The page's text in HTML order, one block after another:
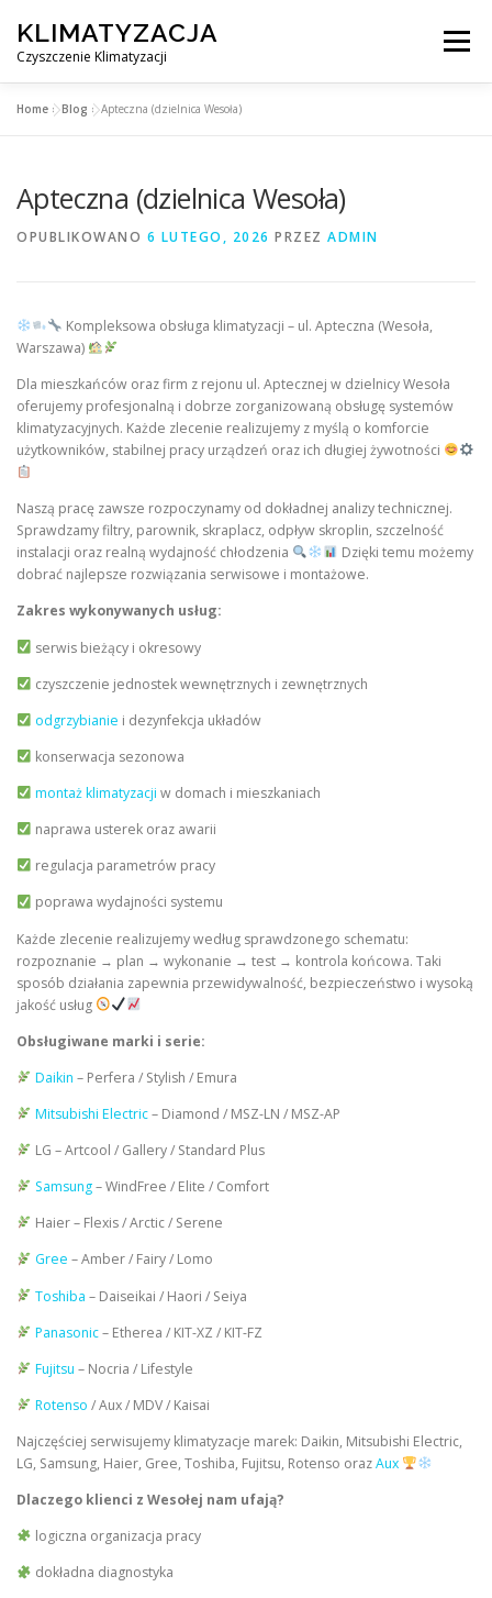
treści
KLIMATYZACJA
Czyszczenie Klimatyzacji
Menu
OBSŁUGIWANE MIASTA POD WARSZAWĄ
Home »Blog »Apteczna (dzielnica Wesoła)
Apteczna (dzielnica Wesoła)
OPUBLIKOWANO 6 LUTEGO, 2026 PRZEZ ADMIN
Kompleksowa obsługa klimatyzacji – ul. Apteczna (Wesoła,
Warszawa)
Dla mieszkańców oraz firm z rejonu ul. Aptecznej w dzielnicy Wesoła
oferujemy profesjonalną i dobrze zorganizowaną obsługę systemów
klimatyzacyjnych. Każde zlecenie realizujemy z myślą o komforcie
użytkowników, stabilnej pracy urządzeń oraz ich długiej żywotności
Naszą pracę zawsze rozpoczynamy od dokładnej analizy technicznej.
Sprawdzamy filtry, parownik, skraplacz, odpływ skroplin, szczelność
instalacji oraz realną wydajność chłodzenia
Dzięki temu możemy
dobrać najlepsze rozwiązania serwisowe i montażowe.
Zakres wykonywanych usług:
serwis bieżący i okresowy
czyszczenie jednostek wewnętrznych i zewnętrznych
odgrzybianie i dezynfekcja układów
konserwacja sezonowa
montaż klimatyzacji w domach i mieszkaniach
naprawa usterek oraz awarii
regulacja parametrów pracy
poprawa wydajności systemu
Każde zlecenie realizujemy według sprawdzonego schematu:
rozpoznanie → plan → wykonanie → test → kontrola końcowa. Taki
sposób działania zapewnia przewidywalność, bezpieczeństwo i wysoką
jakość usług
Obsługiwane marki i serie:
Daikin – Perfera / Stylish / Emura
Mitsubishi Electric– Diamond / MSZ-LN / MSZ-AP
LG – Artcool / Gallery / Standard Plus
Samsung– WindFree / Elite / Comfort
Haier – Flexis / Arctic / Serene
Gree – Amber / Fairy / Lomo
Toshiba – Daiseikai / Haori / Seiya
Panasonic– Etherea / KIT-XZ / KIT-FZ
Fujitsu – Nocria / Lifestyle
Rotenso / Aux / MDV / Kaisai
Najczęściej serwisujemy klimatyzacje marek: Daikin, Mitsubishi Electric,
LG, Samsung, Haier, Gree, Toshiba, Fujitsu, Rotenso orazAux
Dlaczego klienci z Wesołej nam ufają?
logiczna organizacja pracy
dokładna diagnostyka